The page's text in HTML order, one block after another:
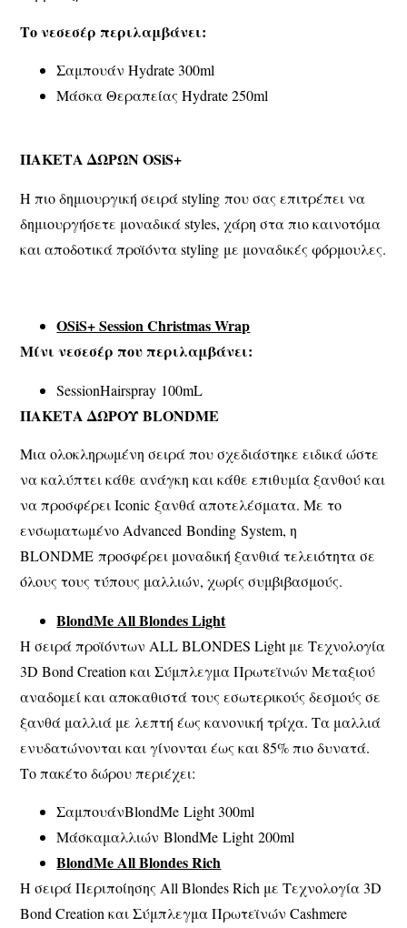
Το νεσεσέρ περιλαμβάνει:
Σαμπουάν Hydrate 300ml
Μάσκα Θεραπείας Hydrate 250ml
ΠΑΚΕΤΑ ΔΩΡΩΝOSiS+
Η πιο δημιουργική σειρά styling που σας επιτρέπει να
δημιουργήσετε μοναδικά styles, χάρη στα πιο καινοτόμα
και αποδοτικά προϊόντα styling με μοναδικές φόρμουλες.
OSiS+ Session Christmas Wrap
Μίνι νεσεσέρ που περιλαμβάνει:
SessionHairspray 100mL
ΠΑΚΕΤΑ ΔΩΡΟΥBLONDME
Μια ολοκληρωμένη σειρά που σχεδιάστηκε ειδικά ώστε
να καλύπτει κάθε ανάγκη και κάθε επιθυμία ξανθού και
να προσφέρει Iconic ξανθά αποτελέσματα. Με το
ενσωματωμένο Advanced Bonding System, η
BLONDME προσφέρει μοναδική ξανθιά τελειότητα σε
όλους τους τύπους μαλλιών, χωρίς συμβιβασμούς.
BlondMe All Blondes Light
Η σειρά προϊόντων ALL BLONDES Light με Τεχνολογία
3D Bond Creation και Σύμπλεγμα Πρωτεϊνών Μεταξιού
αναδομεί και αποκαθιστά τους εσωτερικούς δεσμούς σε
ξανθά μαλλιά με λεπτή έως κανονική τρίχα. Τα μαλλιά
ενυδατώνονται και γίνονται έως και 85% πιο δυνατά.
Το πακέτο δώρου περιέχει:
ΣαμπουάνBlondMe Light 300ml
Μάσκαμαλλιών BlondMe Light 200ml
BlondMe All Blondes Rich
Η σειρά Περιποίησης All Blondes Rich με Τεχνολογία 3D
Bond Creation και Σύμπλεγμα Πρωτεϊνών Cashmere